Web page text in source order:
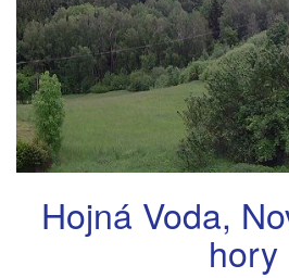
Hojná Voda,
hory